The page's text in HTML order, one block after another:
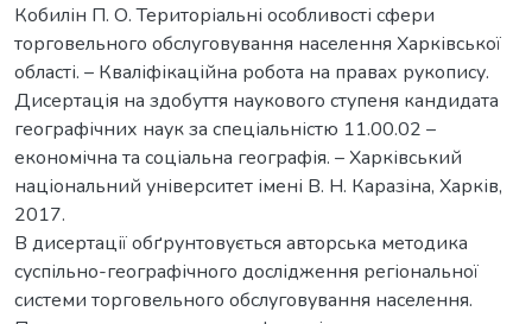
Кобилін П. О. Територіальні особливості сфери
торговельного обслуговування населення Харківської
області. – Кваліфікаційна робота на правах рукопису.
Дисертація на здобуття наукового ступеня кандидата
географічних наук за спеціальністю 11.00.02 –
економічна та соціальна географія. – Харківський
національний університет імені В. Н. Каразіна, Харків,
2017.
В дисертації обґрунтовується авторська методика
суспільно-географічного дослідження регіональної
системи торговельного обслуговування населення.